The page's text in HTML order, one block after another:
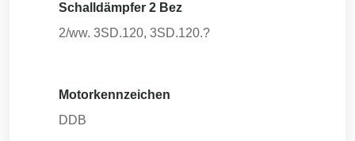
Schalldämpfer 2 Bez
2/ww. 3SD.120, 3SD.120.?
Motorkennzeichen
DDB